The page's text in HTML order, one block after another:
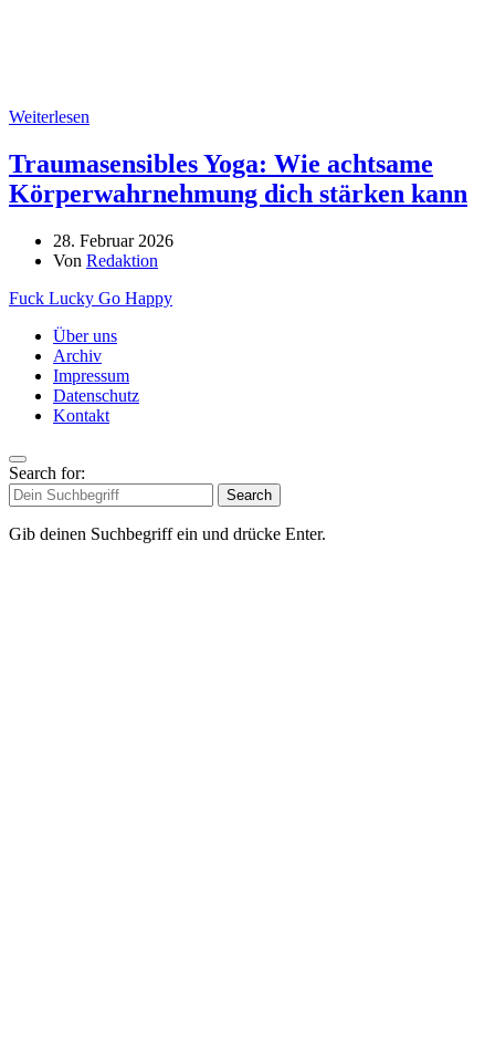
Weiterlesen
Traumasensibles Yoga: Wie achtsame
Körperwahrnehmung dich stärken kann
28. Februar 2026
Von Redaktion
Fuck Lucky Go Happy
Über uns
Archiv
Impressum
Datenschutz
Kontakt
Search for:
Search
Gib deinen Suchbegriff ein und drücke Enter.